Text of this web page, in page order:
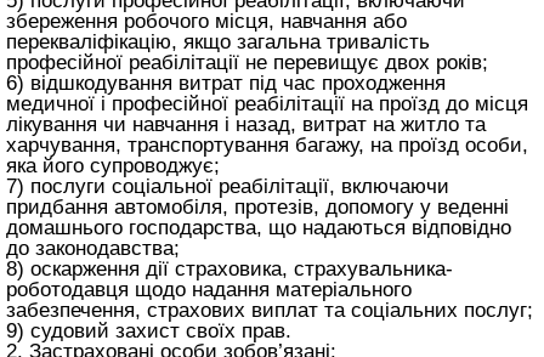
збереження робочого місця, навчання або
перекваліфікацію, якщо загальна тривалість
професійної реабілітації не перевищує двох років;
6) відшкодування витрат під час проходження
медичної і професійної реабілітації на проїзд до місця
лікування чи навчання і назад, витрат на житло та
харчування, транспортування багажу, на проїзд особи,
яка його супроводжує;
7) послуги соціальної реабілітації, включаючи
придбання автомобіля, протезів, допомогу у веденні
домашнього господарства, що надаються відповідно
до законодавства;
8) оскарження дії страховика, страхувальника-
роботодавця щодо надання матеріального
забезпечення, страхових виплат та соціальних послуг;
9) судовий захист своїх прав.
2. Застраховані особи зобов’язані: